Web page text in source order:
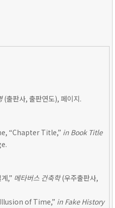
(출판사, 출판연도), 페이지.
“Chapter Title,” in Book Title
,” 메타버스 건축학(우주출판사,
of Time,” in Fake History